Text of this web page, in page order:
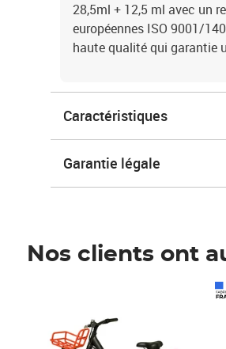
28,5ml + 12,5 ml avec un
européennes ISO 9001/
haute qualité qui garantie
Caractéristiques
Garantie légale
Nos clients ont